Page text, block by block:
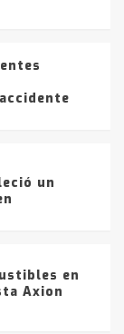
un
en
Axion